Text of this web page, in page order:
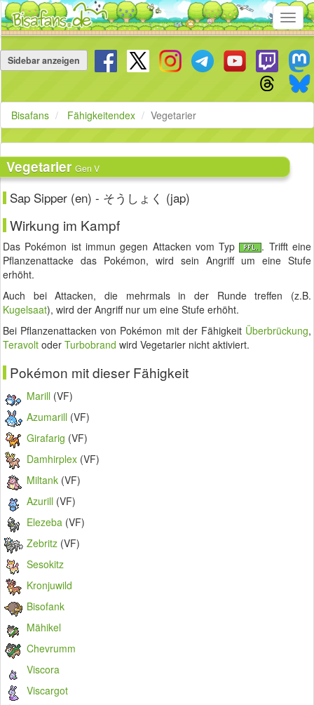
überspringen
Sidebar anzeigen
Bisafans Fähigkeitendex Vegetarier
Vegetarier Gen V
Sap Sipper (en) - そうしょく (jap)
Wirkung im Kampf
Das Pokémon ist immun gegen Attacken vom Typ
. Trifft eine
Pflanzenattacke das Pokémon, wird sein Angriff um eine Stufe
erhöht.
Auch bei Attacken, die mehrmals in der Runde treffen (z.B.
Kugelsaat), wird der Angriff nur um eine Stufe erhöht.
Bei Pflanzenattacken von Pokémon mit der Fähigkeit Überbrückung,
Teravolt oder Turbobrand wird Vegetarier nicht aktiviert.
Pokémon mit dieser Fähigkeit
Marill (VF)
Azumarill (VF)
Girafarig (VF)
Damhirplex (VF)
Miltank (VF)
Azurill (VF)
Elezeba (VF)
Zebritz (VF)
Sesokitz
Kronjuwild
Bisofank
Mähikel
Chevrumm
Viscora
Viscargot